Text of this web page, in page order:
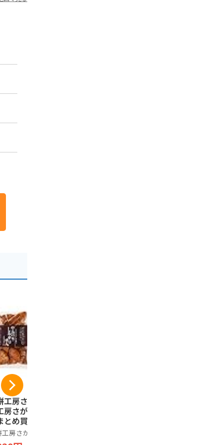
工房さがえ屋 煎
房さがえ屋 醤油
とめ買い】【小
袋2枚付き】
みつきしみかり
房さがえ屋